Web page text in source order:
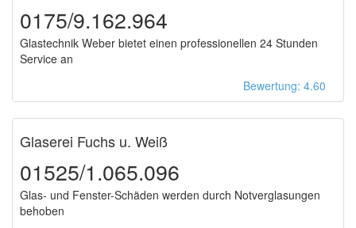
0175/9.162.964
Glastechnik Weber bietet einen professionellen 24 Stunden
Service an
Bewertung: 4.60
Glaserei Fuchs u. Weiß
01525/1.065.096
Glas- und Fenster-Schäden werden durch Notverglasungen
behoben